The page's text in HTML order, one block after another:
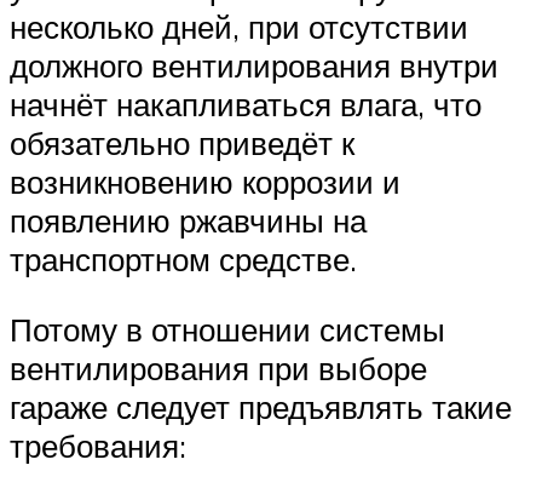
несколько дней, при отсутствии
должного вентилирования внутри
начнёт накапливаться влага, что
обязательно приведёт к
возникновению коррозии и
появлению ржавчины на
транспортном средстве.
Потому в отношении системы
вентилирования при выборе
гараже следует предъявлять такие
требования: